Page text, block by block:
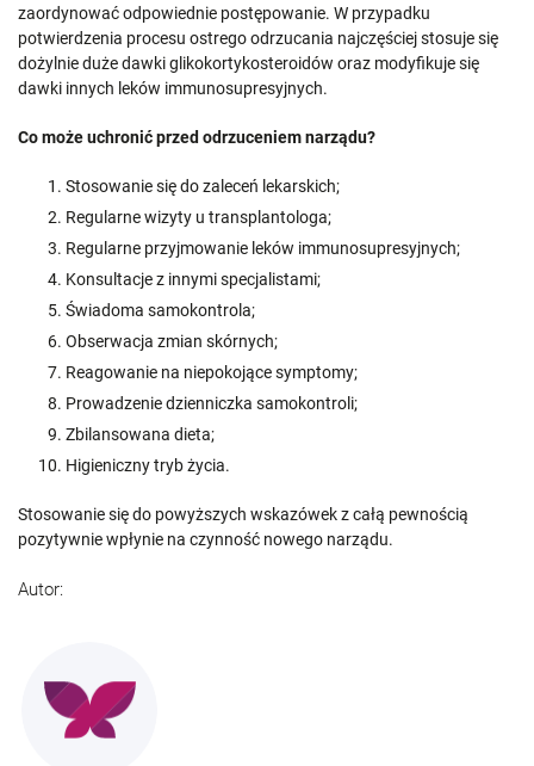
zaordynować odpowiednie postępowanie. W przypadku
potwierdzenia procesu ostrego odrzucania najczęściej stosuje się
dożylnie duże dawki glikokortykosteroidów oraz modyfikuje się
dawki innych leków immunosupresyjnych.
Co może uchronić przed odrzuceniem narządu?
Stosowanie się do zaleceń lekarskich;
Regularne wizyty u transplantologa;
Regularne przyjmowanie leków immunosupresyjnych;
Konsultacje z innymi specjalistami;
Świadoma samokontrola;
Obserwacja zmian skórnych;
Reagowanie na niepokojące symptomy;
Prowadzenie dzienniczka samokontroli;
Zbilansowana dieta;
Higieniczny tryb życia.
Stosowanie się do powyższych wskazówek z całą pewnością
pozytywnie wpłynie na czynność nowego narządu.
Autor: